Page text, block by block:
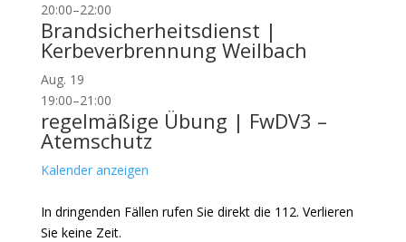
20:00–22:00
Brandsicherheitsdienst |
Kerbeverbrennung Weilbach
Aug. 19
19:00–21:00
regelmäßige Übung | FwDV3 –
Atemschutz
Kalender anzeigen
In dringenden Fällen rufen Sie direkt die 112. Verlieren
Sie keine Zeit.